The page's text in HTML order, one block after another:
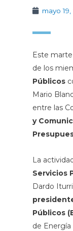
mayo
Este
de los
Públicos
Mario
entre las
y
La
Servicios
Dardo
Públicos
de